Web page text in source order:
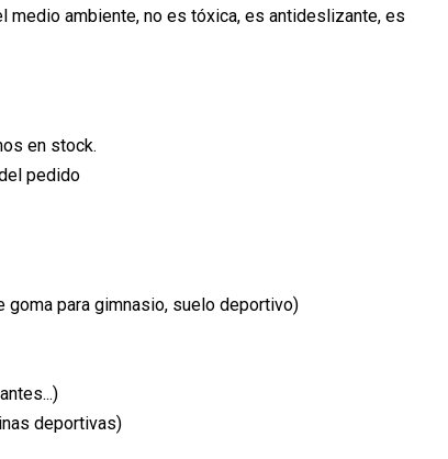
ambiente, no es tóxica, es antideslizante, es
en stock.
pedido
goma para gimnasio, suelo deportivo)
deportivas)